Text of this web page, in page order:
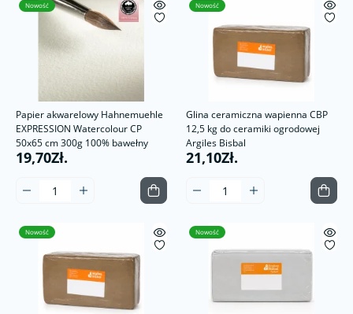
Nowość
Papier akwarelowy Hahnemuehle
EXPRESSION Watercolour CP
50x65 cm 300g 100% bawełny
19,70Zł.
Nowość
Glina ceramiczna wapienna CBP
12,5 kg do ceramiki ogrodowej
Argiles Bisbal
21,10Zł.
Nowość Nowość